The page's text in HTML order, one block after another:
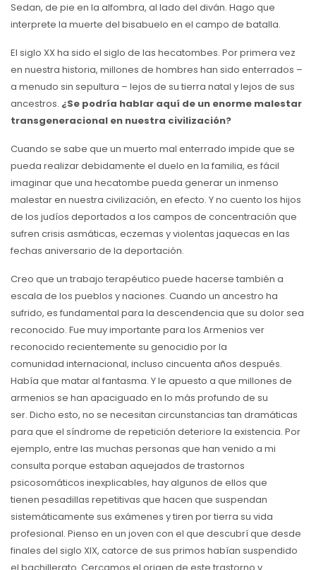
Sedan, de pie en la alfombra, al lado del diván. Hago que
interprete la muerte del bisabuelo en el campo de batalla.
El siglo XX ha sido el siglo de las hecatombes. Por primera vez
en nuestra historia, millones de hombres han sido enterrados –
a menudo sin sepultura – lejos de su tierra natal y lejos de sus
ancestros. ¿Se podría hablar aquí de un enorme malestar
transgeneracional en nuestra civilización?
Cuando se sabe que un muerto mal enterrado impide que se
pueda realizar debidamente el duelo en la familia, es fácil
imaginar que una hecatombe pueda generar un inmenso
malestar en nuestra civilización, en efecto. Y no cuento los hijos
de los judíos deportados a los campos de concentración que
sufren crisis asmáticas, eczemas y violentas jaquecas en las
fechas aniversario de la deportación.
Creo que un trabajo terapéutico puede hacerse también a
escala de los pueblos y naciones. Cuando un ancestro ha
sufrido, es fundamental para la descendencia que su dolor sea
reconocido. Fue muy importante para los Armenios ver
reconocido recientemente su genocidio por la
comunidad internacional, incluso cincuenta años después.
Había que matar al fantasma. Y le apuesto a que millones de
armenios se han apaciguado en lo más profundo de su
ser. Dicho esto, no se necesitan circunstancias tan dramáticas
para que el síndrome de repetición deteriore la existencia. Por
ejemplo, entre las muchas personas que han venido a mi
consulta porque estaban aquejados de trastornos
psicosomáticos inexplicables, hay algunos de ellos que
tienen pesadillas repetitivas que hacen que suspendan
sistemáticamente sus exámenes y tiren por tierra su vida
profesional. Pienso en un joven con el que descubrí que desde
finales del siglo XIX, catorce de sus primos habían suspendido